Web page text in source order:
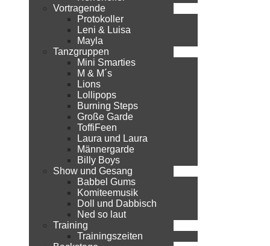
Vortragende
Protokoller
Leni & Luisa
Mayla
Tanzgruppen
Mini Smarties
M & M´s
Lions
Lollipops
Burning Steps
Große Garde
ToffiFeen
Laura und Laura
Männergarde
Billy Boys
Show und Gesang
Babbel Gums
Komiteemusik
Doll und Dabbisch
Ned so laut
Training
Trainingszeiten